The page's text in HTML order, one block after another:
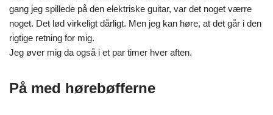
gang jeg spillede på den elektriske guitar, var det noget værre
noget. Det lød virkeligt dårligt. Men jeg kan høre, at det går i den
rigtige retning for mig.
Jeg øver mig da også i et par timer hver aften.
På med hørebøfferne